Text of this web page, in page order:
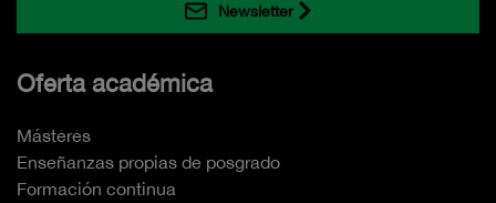
Newsletter
Oferta académica
Másteres
Enseñanzas propias de posgrado
Formación continua